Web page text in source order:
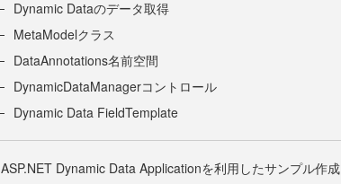
Dynamic Dataのデータ取得
MetaModelクラス
DataAnnotations名前空間
DynamicDataManagerコントロール
Dynamic Data FieldTemplate
ASP.NET Dynamic Data Applicationを利用したサンプル作成